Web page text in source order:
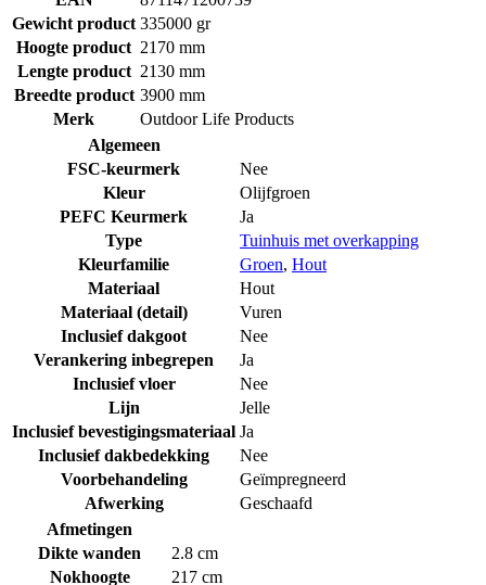
Gewicht product 335000 gr
Hoogte product 2170 mm
Lengte product 2130 mm
Breedte product 3900 mm
Merk
Outdoor Life Products
Algemeen
FSC-keurmerk
Nee
Kleur
Olijfgroen
PEFC Keurmerk
Ja
Type
Tuinhuis met overkapping
Kleurfamilie
Groen, Hout
Materiaal
Hout
Materiaal (detail)
Vuren
Inclusief dakgoot
Nee
Verankering inbegrepen
Ja
Inclusief vloer
Nee
Lijn
Jelle
Inclusief bevestigingsmateriaal Ja
Inclusief dakbedekking
Nee
Voorbehandeling
Geïmpregneerd
Afwerking
Geschaafd
Afmetingen
Dikte wanden
2.8 cm
Nokhoogte
217 cm